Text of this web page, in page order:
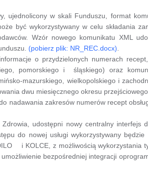
w skali Funduszu, format
być wykorzystywany w celu składania
Wzór nowego komunikatu XML
(pobierz plik: NR_REC.docx)
o przydzielonych numerach recept,
pomorskiego i śląskiego) oraz
mazurskiego, wielkopolskiego i
dwu miesięcznego okresu
zakresów numerów recept
udostępni nowy centralny interfejs
do nowej usługi wykorzystywany
i KOLCE, z możliwością wykorzystania
bezpośredniej integracji